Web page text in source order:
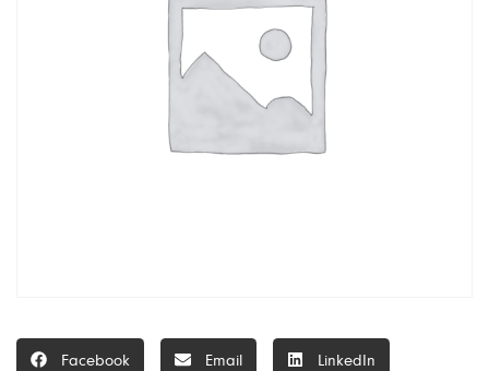
Facebook Email LinkedIn